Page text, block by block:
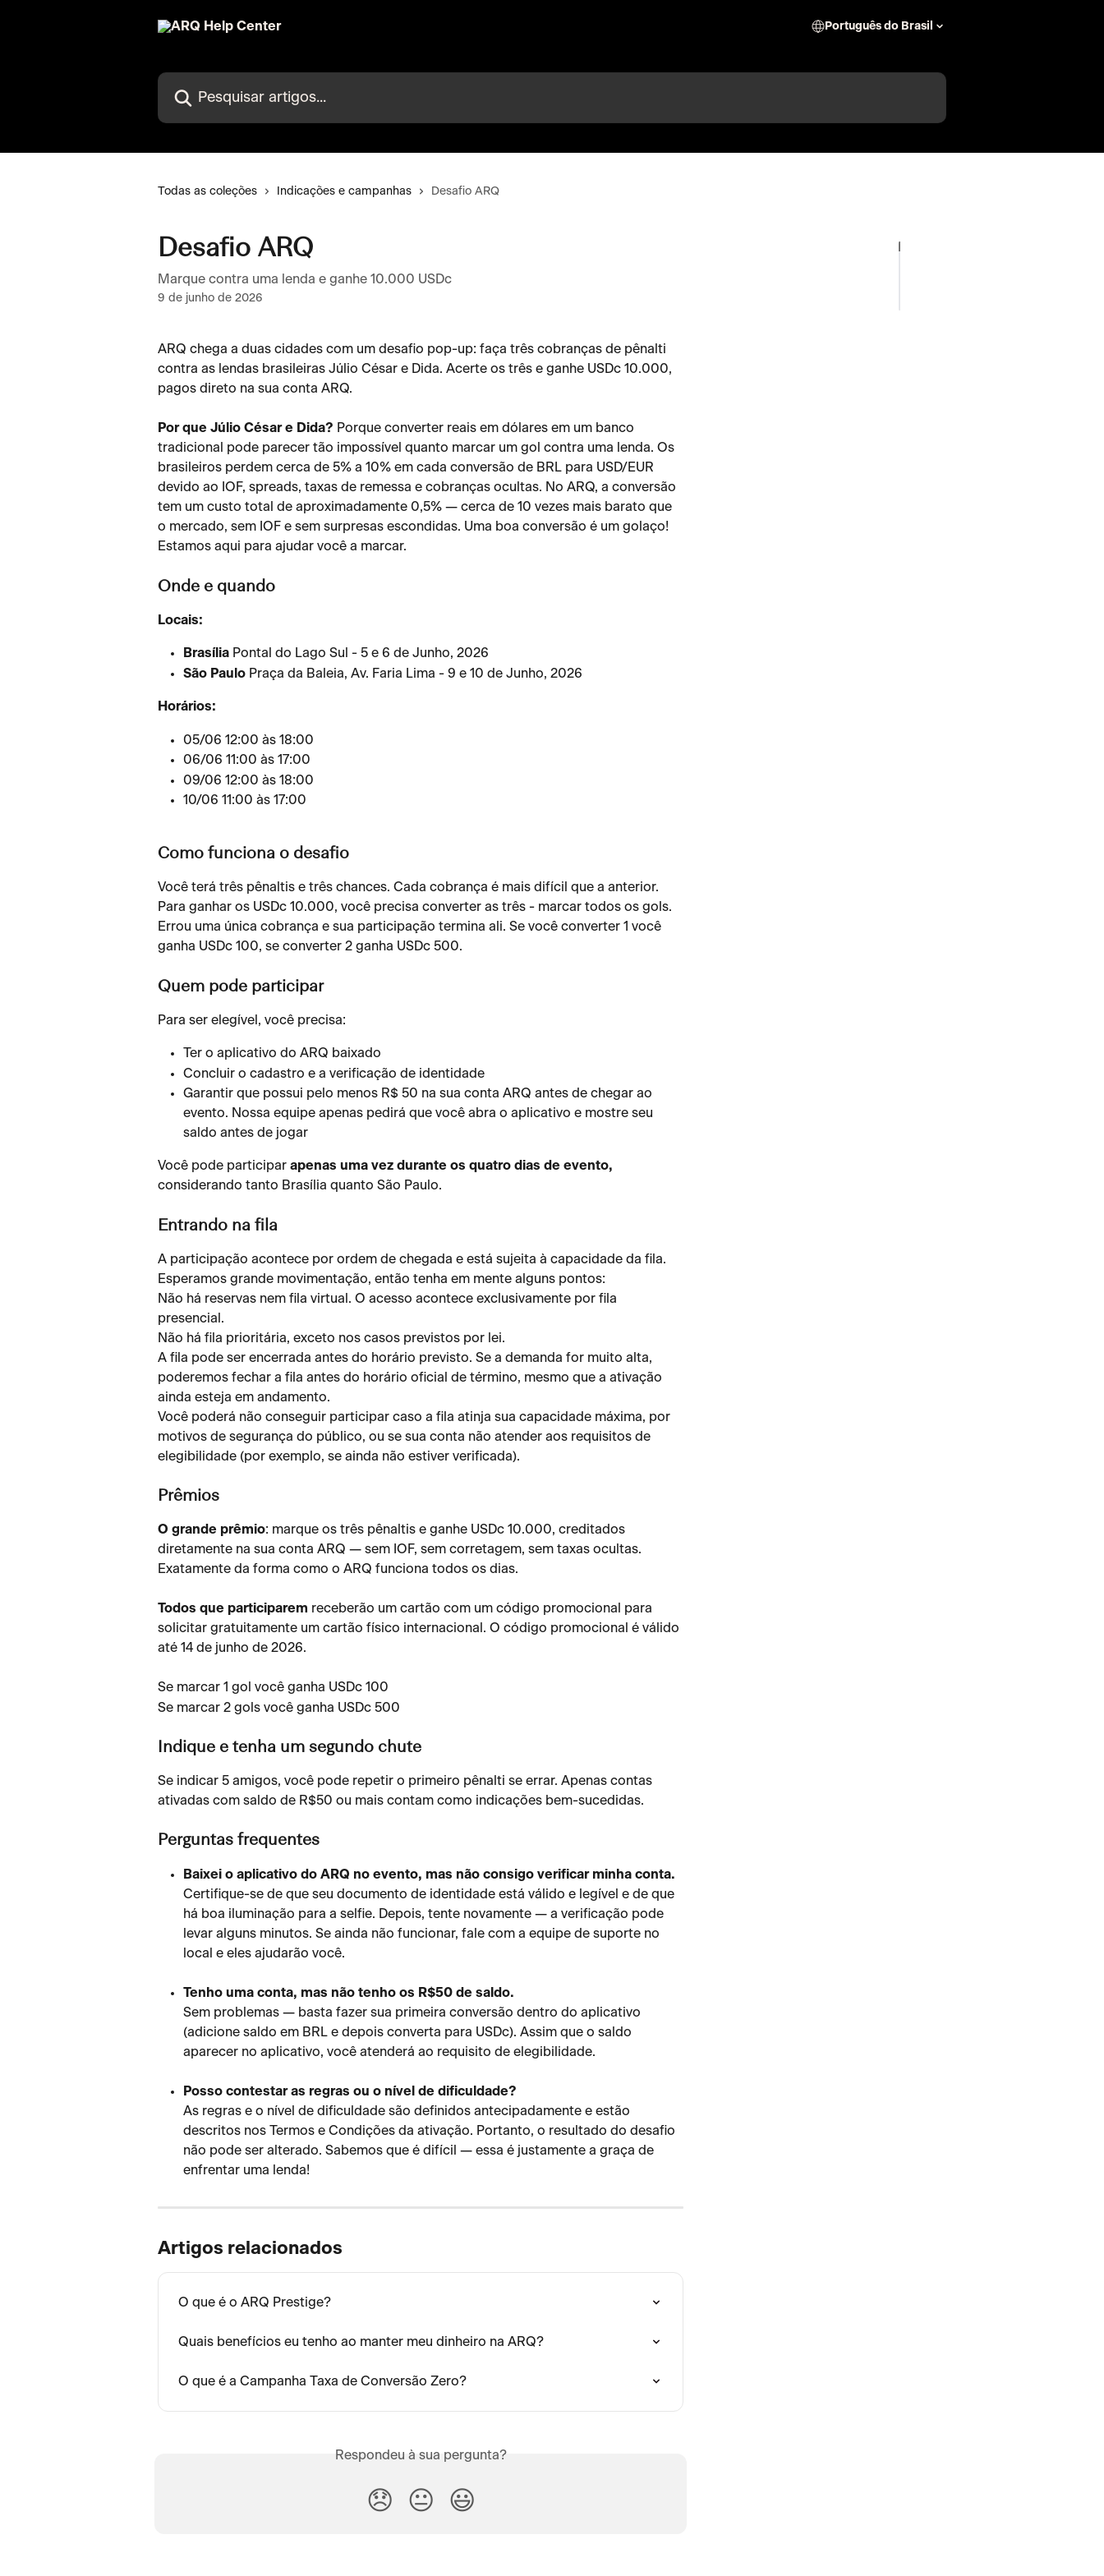
Português do Brasil
Pesquisar artigos...
Todas as coleções Indicações e campanhas Desafio ARQ
Desafio ARQ
Marque contra uma lenda e ganhe 10.000 USDc
9 de junho de 2026
ARQ chega a duas cidades com um desafio pop-up: faça três cobranças de pênalti
contra as lendas brasileiras Júlio César e Dida. Acerte os três e ganhe USDc 10.000,
pagos direto na sua conta ARQ.
Por que Júlio César e Dida? Porque converter reais em dólares em um banco
tradicional pode parecer tão impossível quanto marcar um gol contra uma lenda. Os
brasileiros perdem cerca de 5% a 10% em cada conversão de BRL para USD/EUR
devido ao IOF, spreads, taxas de remessa e cobranças ocultas. No ARQ, a conversão
tem um custo total de aproximadamente 0,5% — cerca de 10 vezes mais barato que
o mercado, sem IOF e sem surpresas escondidas. Uma boa conversão é um golaço!
Estamos aqui para ajudar você a marcar.
Onde e quando
Locais:
Brasília Pontal do Lago Sul - 5 e 6 de Junho, 2026
São Paulo Praça da Baleia, Av. Faria Lima - 9 e 10 de Junho, 2026
Horários:
05/06 12:00 às 18:00
06/06 11:00 às 17:00
09/06 12:00 às 18:00
10/06 11:00 às 17:00
Como funciona o desafio
Você terá três pênaltis e três chances. Cada cobrança é mais difícil que a anterior.
Para ganhar os USDc 10.000, você precisa converter as três - marcar todos os gols.
Errou uma única cobrança e sua participação termina ali. Se você converter 1 você
ganha USDc 100, se converter 2 ganha USDc 500.
Quem pode participar
Para ser elegível, você precisa:
Ter o aplicativo do ARQ baixado
Concluir o cadastro e a verificação de identidade
Garantir que possui pelo menos R$ 50 na sua conta ARQ antes de chegar ao
evento. Nossa equipe apenas pedirá que você abra o aplicativo e mostre seu
saldo antes de jogar
Você pode participar apenas uma vez durante os quatro dias de evento,
considerando tanto Brasília quanto São Paulo.
Entrando na fila
A participação acontece por ordem de chegada e está sujeita à capacidade da fila.
Esperamos grande movimentação, então tenha em mente alguns pontos:
Não há reservas nem fila virtual. O acesso acontece exclusivamente por fila
presencial.
Não há fila prioritária, exceto nos casos previstos por lei.
A fila pode ser encerrada antes do horário previsto. Se a demanda for muito alta,
poderemos fechar a fila antes do horário oficial de término, mesmo que a ativação
ainda esteja em andamento.
Você poderá não conseguir participar caso a fila atinja sua capacidade máxima, por
motivos de segurança do público, ou se sua conta não atender aos requisitos de
elegibilidade (por exemplo, se ainda não estiver verificada).
Prêmios
O grande prêmio: marque os três pênaltis e ganhe USDc 10.000, creditados
diretamente na sua conta ARQ — sem IOF, sem corretagem, sem taxas ocultas.
Exatamente da forma como o ARQ funciona todos os dias.
Todos que participarem receberão um cartão com um código promocional para
solicitar gratuitamente um cartão físico internacional. O código promocional é válido
até 14 de junho de 2026.
Se marcar 1 gol você ganha USDc 100
Se marcar 2 gols você ganha USDc 500
Indique e tenha um segundo chute
Se indicar 5 amigos, você pode repetir o primeiro pênalti se errar. Apenas contas
ativadas com saldo de R$50 ou mais contam como indicações bem-sucedidas.
Perguntas frequentes
Baixei o aplicativo do ARQ no evento, mas não consigo verificar minha conta.
Certifique-se de que seu documento de identidade está válido e legível e de que
há boa iluminação para a selfie. Depois, tente novamente — a verificação pode
levar alguns minutos. Se ainda não funcionar, fale com a equipe de suporte no
local e eles ajudarão você.
Tenho uma conta, mas não tenho os R$50 de saldo.
Sem problemas — basta fazer sua primeira conversão dentro do aplicativo
(adicione saldo em BRL e depois converta para USDc). Assim que o saldo
aparecer no aplicativo, você atenderá ao requisito de elegibilidade.
Posso contestar as regras ou o nível de dificuldade?
As regras e o nível de dificuldade são definidos antecipadamente e estão
descritos nos Termos e Condições da ativação. Portanto, o resultado do desafio
não pode ser alterado. Sabemos que é difícil — essa é justamente a graça de
enfrentar uma lenda!
Artigos relacionados
O que é o ARQ Prestige?
Quais benefícios eu tenho ao manter meu dinheiro na ARQ?
O que é a Campanha Taxa de Conversão Zero?
Respondeu à sua pergunta?
😞 😐 😃